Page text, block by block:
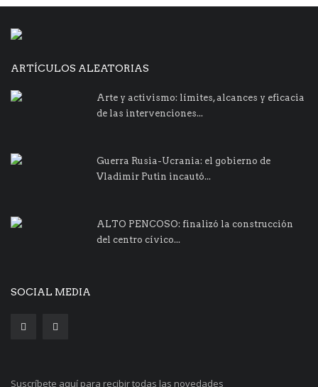
ARTÍCULOS ALEATORIAS
Arte y activismo: límites, alcances y eficacia
de las intervenciones...
Guerra Rusia-Ucrania: el gobierno de
Vladimir Putin incautó...
ALTO PENCOSO: finalizó la construcción
del centro cívico...
SOCIAL MEDIA
Suscríbete aquí para recibir todas las novedades